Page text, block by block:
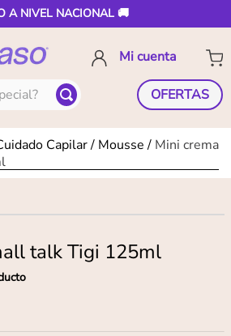
A NIVEL NACIONAL 🚚
OFERTAS
Capilar Mousse
Mini crema
talk Tigi 125ml